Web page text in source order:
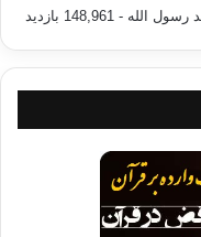
الله - 148,961 بازدید